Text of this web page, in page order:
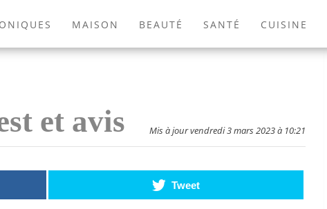
MAISON BEAUTÉ SANTÉ CUISINE
EXTÉRIEUR ANIMAUX JEUX VIDÉOS LIVRES
et avis Mis à jour vendredi 3 mars 2023 à 10:21
Tweet